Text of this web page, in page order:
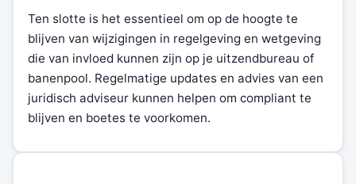
Ten slotte is het essentieel om op de hoogte te
blijven van wijzigingen in regelgeving en wetgeving
die van invloed kunnen zijn op je uitzendbureau of
banenpool. Regelmatige updates en advies van een
juridisch adviseur kunnen helpen om compliant te
blijven en boetes te voorkomen.